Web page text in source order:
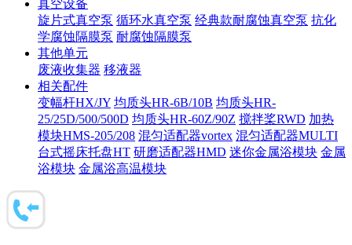
真空设备
旋片式真空泵 循环水真空泵 经典款耐腐蚀真空泵 抗化
学腐蚀隔膜泵 耐腐蚀隔膜泵
其他单元
废液收集器 移液器
相关配件
变幅杆HX/JY 均质头HR-6B/10B 均质头HR-
25/25D/500/500D 均质头HR-60Z/90Z 搅拌桨RWD 加热
模块HMS-205/208 混匀适配器vortex 混匀适配器MULTI
台式摇床托盘HT 研磨适配器HMD 迷你金属浴模块 金属
浴模块 金属浴高温模块